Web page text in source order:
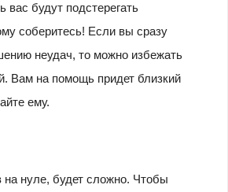
вас будут подстерегать
соберитесь! Если вы сразу
неудач, то можно избежать
Вам на помощь придет близкий
ему.
на нуле, будет сложно. Чтобы